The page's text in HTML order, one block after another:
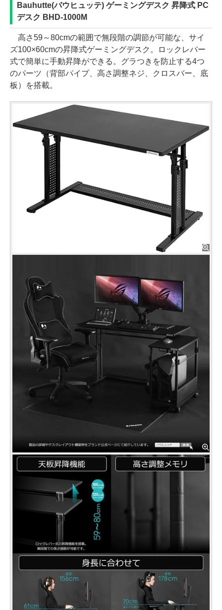
Bauhutte(バウヒュッテ) ゲーミングデスク 昇降式 PC
デスク BHD-1000M
高さ59～80cmの範囲で無段階の調節が可能な、サイ
ズ100×60cmの昇降式ゲーミングデスク。ロックレバー
式で簡単に手動昇降ができる。グラつきを防止する4つ
のパーツ（背部パイプ、高さ調整ネジ、クロスバー、底
板）を搭載。